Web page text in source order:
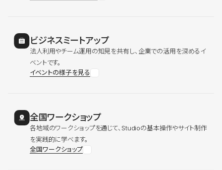
ビジネスミートアップ
法人利用やチーム運用の知見を共有し、企業での活用を深めるイ
ベントです。
イベントの様子を見る
全国ワークショップ
各地域のワークショップを通じて、Studioの基本操作やサイト制作
を実践的に学べます。
全国ワークショップ